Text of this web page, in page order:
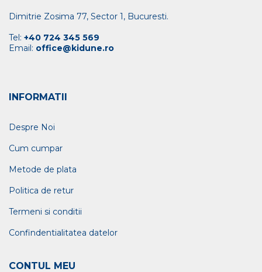
Dimitrie Zosima 77, Sector 1, Bucuresti.
Tel: +40 724 345 569
Email: office@kidune.ro
INFORMATII
Despre Noi
Cum cumpar
Metode de plata
Politica de retur
Termeni si conditii
Confindentialitatea datelor
CONTUL MEU